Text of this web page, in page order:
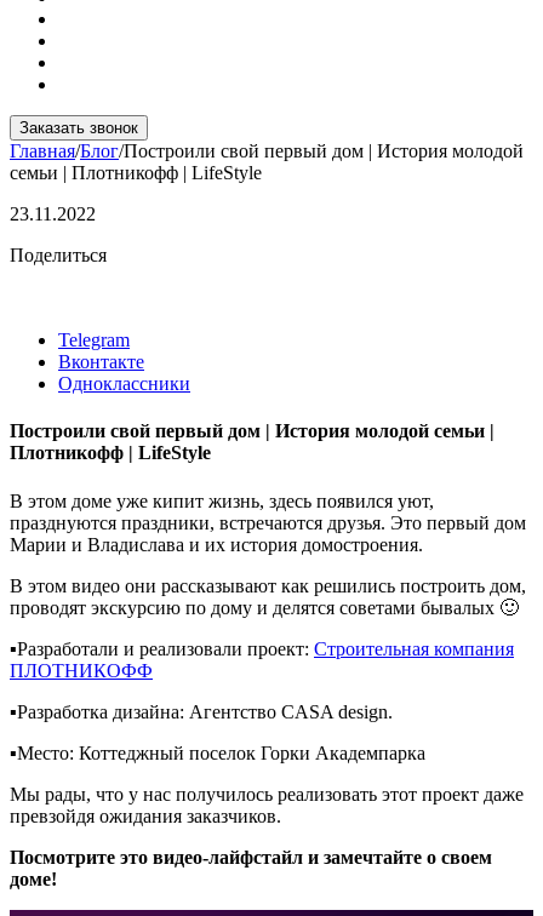
Заказать звонок
Главная/Блог/Построили свой первый дом | История молодой
семьи | Плотникофф | LifeStyle
23.11.2022
Поделиться
Telegram
Вконтакте
Одноклассники
Построили свой первый дом | История молодой семьи |
Плотникофф | LifeStyle
В этом доме уже кипит жизнь, здесь появился уют,
празднуются праздники, встречаются друзья. Это первый дом
Марии и Владислава и их история домостроения.
В этом видео они рассказывают как решились построить дом,
проводят экскурсию по дому и делятся советами бывалых 🙂
▪️Разработали и реализовали проект: Строительная компания
ПЛОТНИКОФФ
▪️Разработка дизайна: Агентство CASA design.
▪️Место: Коттеджный поселок Горки Академпарка
Мы рады, что у нас получилось реализовать этот проект даже
превзойдя ожидания заказчиков.
Посмотрите это видео-лайфстайл и замечтайте о своем
доме!